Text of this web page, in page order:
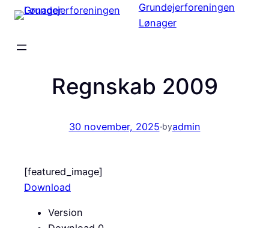
Grundejerforeningen
Lønager
Regnskab 2009
30 november, 2025·byadmin
[featured_image]
Download
Version